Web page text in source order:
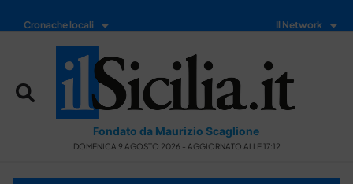
Cronache locali Il Network
Fondato da Maurizio Scaglione
DOMENICA 9 AGOSTO 2026 - AGGIORNATO ALLE 17:12